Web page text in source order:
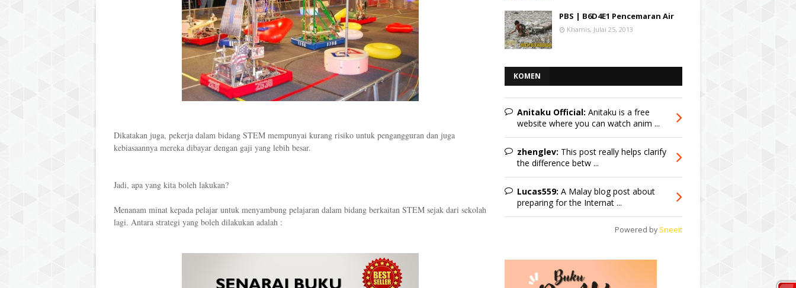
Dikatakan juga, pekerja dalam bidang STEM mempunyai kurang risiko untuk pengangguran dan juga
kebiasaannya mereka dibayar dengan gaji yang lebih besar.
Jadi, apa yang kita boleh lakukan?
Menanam minat kepada pelajar untuk menyambung pelajaran dalam bidang berkaitan STEM sejak dari sekolah
lagi. Antara strategi yang boleh dilakukan adalah :
PBS | B6D4E1 Pencemaran Air
Khamis, Julai 25, 2013
KOMEN
Anitaku Official: Anitaku is a free
website where you can watch anim ...
zhenglev: This post really helps clarify
the difference betw ...
Lucas559: A Malay blog post about
preparing for the Internat ...
Powered by Sneeit